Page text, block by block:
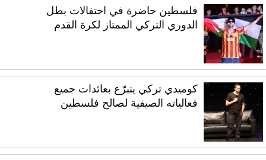
فلسطين حاضرة في احتفالات بطل
الدوري التركي الممتاز لكرة القدم
كوميدي تركي يتبرّع بعائدات جميع
فعالياته الصيفية لصالح فلسطين